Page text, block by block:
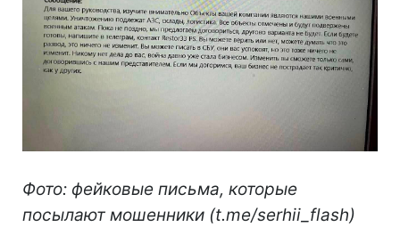
Фото: фейковые письма, которые
посылают мошенники (t.me/serhii_flash)